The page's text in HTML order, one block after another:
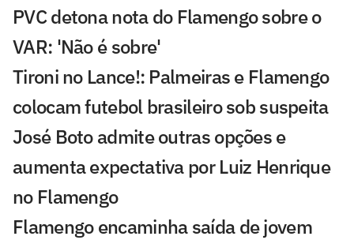
PVC detona nota do Flamengo sobre o
VAR: 'Não é sobre'
Tironi no Lance!: Palmeiras e Flamengo
colocam futebol brasileiro sob suspeita
José Boto admite outras opções e
aumenta expectativa por Luiz Henrique
no Flamengo
Flamengo encaminha saída de jovem